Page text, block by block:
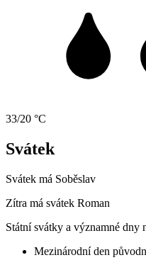
33/20 °C
Svátek
Svátek má Soběslav
Zítra má svátek Roman
Státní svátky a významné dny
Mezinárodní den